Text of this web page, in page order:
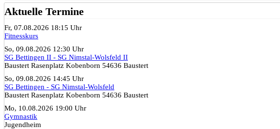
Aktuelle Termine
Fr, 07.08.2026 18:15 Uhr
Fitnesskurs
So, 09.08.2026 12:30 Uhr
SG Bettingen II - SG Nimstal-Wolsfeld II
Baustert Rasenplatz Kobenborn 54636 Baustert
So, 09.08.2026 14:45 Uhr
SG Bettingen - SG Nimstal-Wolsfeld
Baustert Rasenplatz Kobenborn 54636 Baustert
Mo, 10.08.2026 19:00 Uhr
Gymnastik
Jugendheim